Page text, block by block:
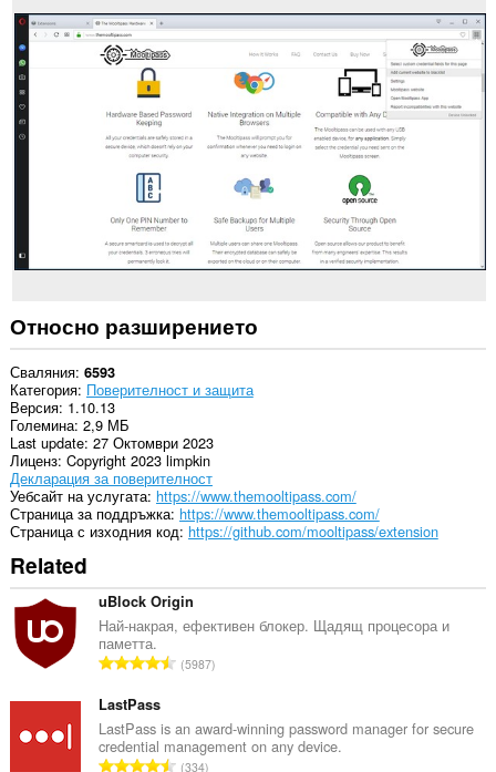
осъществява
достъп
до
данните
ви
във
всички
сайтове.
достъп
в
някои
сайтове.
This
extension
can
write
data
into
the
clipboard.
Това
разширение
управлява
вашите
разширения.
This
can
rich
notifications
Относно разширението
Сваляния 6593
Категория Поверителност и защита
Версия 1.10.13
Големина 2,9 МБ
Last update 27 Октомври 2023
Лиценз Copyright 2023 limpkin
Декларация за поверителност
Уебсайт на услугата https://www.themooltipass.com/
Страница за поддръжка https://www.themooltipass.com/
Страница с изходния код https://github.com/mooltipass/extension
Related
uBlock Origin
Най-накрая, ефективен блокер. Щадящ процесора и
паметта.
О
б
р
5987
LastPass
LastPass is an award-winning password manager for secure
credential management on any device.
О334